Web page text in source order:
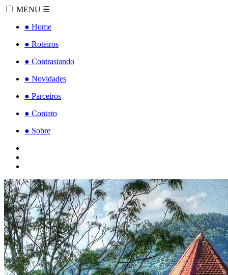
MENU ☰
● Home
● Roteiros
● Contrastando
● Novidades
● Parceiros
● Contato
● Sobre